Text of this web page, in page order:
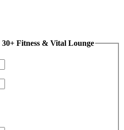
30+ Fitness & Vital Lounge